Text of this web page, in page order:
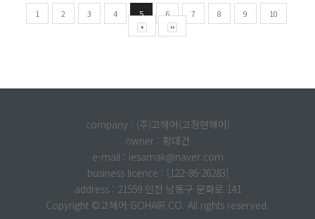
1 2 3 4 5 6 7 8 9 10
company : (주)고헤어(고정현헤어)
owner : 황대건
e-mail : iesamak@naver.com
business licence : [122-86-26283]
address : 21559 인천 남동구 문화로 141
Copyright ©고헤어 GOHAIR CO. All rights reserved.